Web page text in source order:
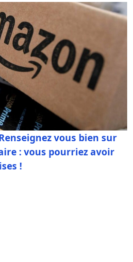
vous bien sur
: vous pourriez avoir
!